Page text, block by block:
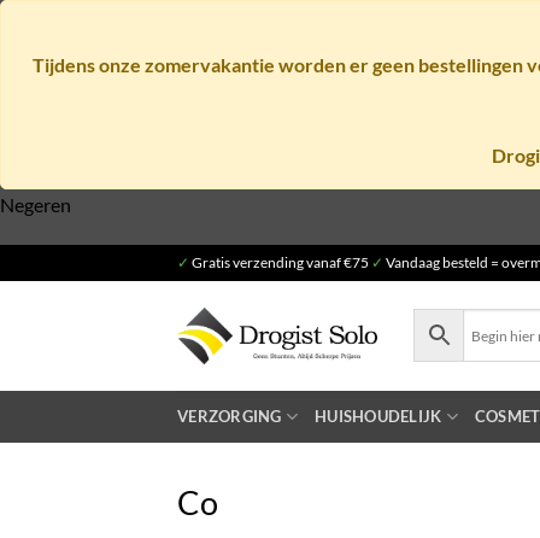
Tijdens onze zomervakantie worden er geen
Negeren
naar
✓ Gratis verzending vanaf €75 ✓ Vandaag besteld =
VERZORGING HUISHOUDELIJK
Co